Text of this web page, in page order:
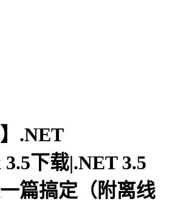
】.NET
下载|.NET 3.5
篇搞定（附离线